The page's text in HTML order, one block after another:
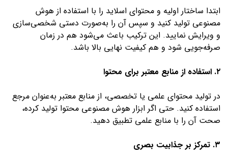
ابتدا ساختار اولیه و محتوای اسلاید را با استفاده از هوش
مصنوعی تولید کنید و سپس آن را به‌صورت دستی شخصی‌سازی
و ویرایش نمایید. این ترکیب باعث می‌شود هم در زمان
صرفه‌جویی شود و هم کیفیت نهایی بالا باشد.
۲. استفاده از منابع معتبر برای محتوا
در تولید محتوای علمی یا تخصصی، از منابع معتبر به‌عنوان مرجع
استفاده کنید. حتی اگر ابزار هوش مصنوعی محتوا تولید کرده،
صحت آن را با منابع علمی تطبیق دهید.
۳. تمرکز بر جذابیت بصری